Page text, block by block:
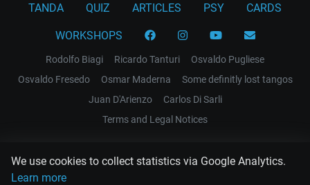
We use cookies to collect statistics via Google Analytics.
Learn more
TANDA QUIZ ARTICLES PSY CARDS
WORKSHOPS
Rodolfo Biagi Ricardo Tanturi
Osvaldo Pugliese
Osvaldo Fresedo
Osmar Maderna
Some definitly lost tangos
Juan D'Arienzo
Carlos Di Sarli
Terms and Legal Notices
EL RECODO TANGO